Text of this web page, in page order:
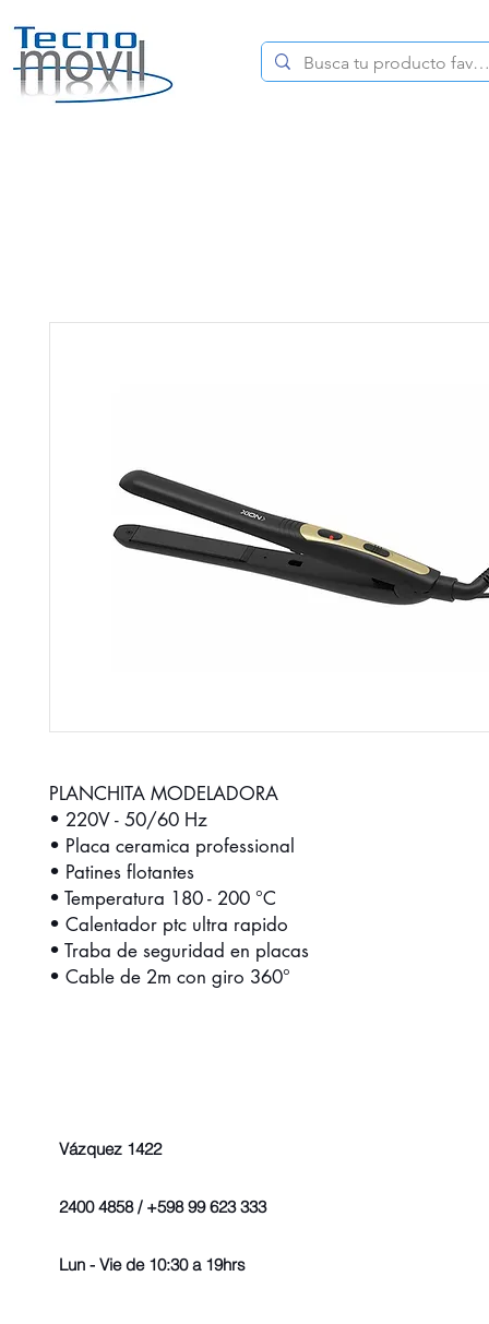
PLANCHITA MODELADORA
• 220V - 50/60 Hz
• Placa ceramica professional
• Patines flotantes
• Temperatura 180 - 200 °C
• Calentador ptc ultra rapido
• Traba de seguridad en placas
• Cable de 2m con giro 360°
Vázquez 1422
2400 4858 / +598 99 623 333
Lun - Vie de 10:30 a 19hrs